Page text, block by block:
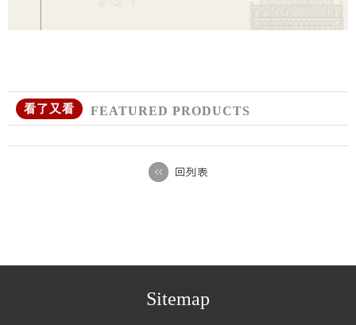
看了又看 FEATURED PRODUCTS
Sitemap